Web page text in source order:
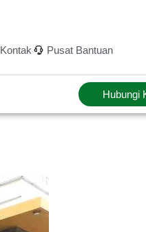
Kontak Pusat Bantuan
Hubungi